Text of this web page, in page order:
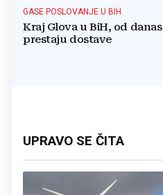
GASE POSLOVANJE U BIH
Kraj Glova u BiH, od danas
prestaju dostave
UPRAVO SE ČITA